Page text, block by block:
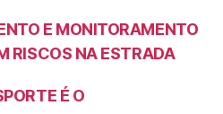
E MONITORAMENTO
RISCOS NA ESTRADA
É O